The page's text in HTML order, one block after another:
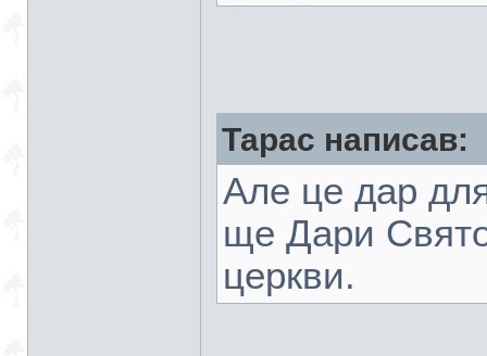
Тарас написав:
Але це дар
ще Дари
церкви.